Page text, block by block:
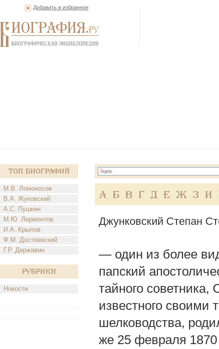
Добавить в избранное
Топ Биографий
М.В. Ломоносов
В.А. Жуковский
А.С. Пушкин
М.Ю. Лермонтов
И.А. Крылов
Ф.М. Достоевский
Г.Р. Державин
Рубрики
Новости
А Б В Г Д Е Ж З И
Джунковский Степан
— один из более
папский
тайного
известного своими
шелководства,
же 25 февраля 1870